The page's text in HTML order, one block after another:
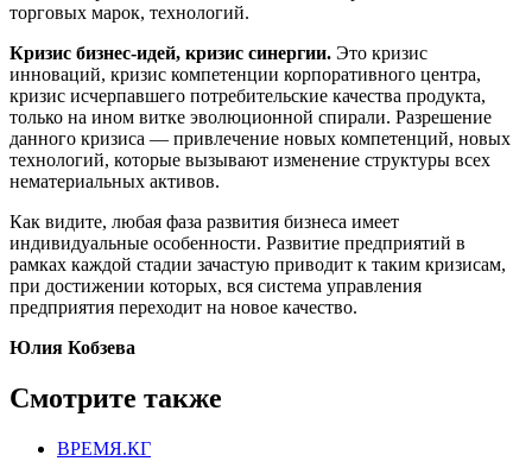
торговых марок, технологий.
Кризис бизнес-идей, кризис синергии. Это кризис
инноваций, кризис компетенции корпоративного центра,
кризис исчерпавшего потребительские качества продукта,
только на ином витке эволюционной спирали. Разрешение
данного кризиса — привлечение новых компетенций, новых
технологий, которые вызывают изменение структуры всех
нематериальных активов.
Как видите, любая фаза развития бизнеса имеет
индивидуальные особенности. Развитие предприятий в
рамках каждой стадии зачастую приводит к таким кризисам,
при достижении которых, вся система управления
предприятия переходит на новое качество.
Юлия Кобзева
Смотрите также
ВРЕМЯ.КГ